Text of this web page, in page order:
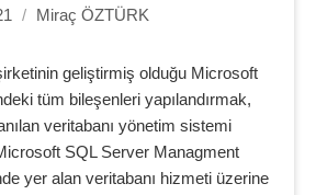
/ Miraç ÖZTÜRK
geliştirmiş olduğu Microsoft
tüm bileşenleri yapılandırmak,
veritabanı yönetim sistemi
SQL Server Managment
yer alan veritabanı hizmeti üzerine